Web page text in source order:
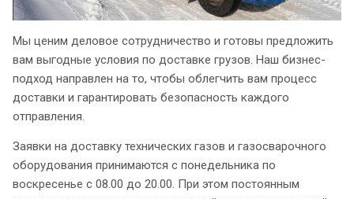
Мы ценим деловое сотрудничество и готовы предложить
вам выгодные условия по доставке грузов. Наш бизнес-
подход направлен на то, чтобы облегчить вам процесс
доставки и гарантировать безопасность каждого
отправления.
Заявки на доставку технических газов и газосварочного
оборудования принимаются с понедельника по
воскресенье с 08.00 до 20.00. При этом постоянным